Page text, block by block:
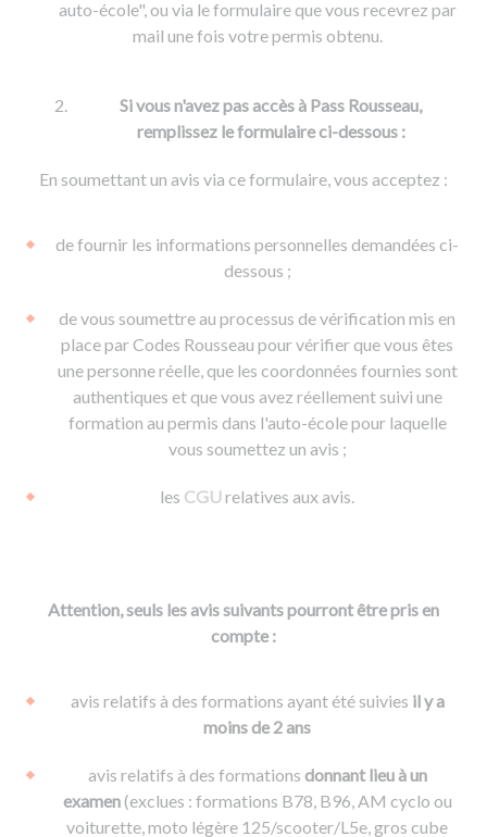
Devenir enseignant de la conduite
auto-école", ou via le formulaire que vous recevrez par
mail une fois votre permis obtenu.
Si vous n'avez pas accès à Pass Rousseau,
remplissez le formulaire ci-dessous :
En soumettant un avis via ce formulaire, vous acceptez :
de fournir les informations personnelles demandées ci-
dessous ;
de vous soumettre au processus de vérification mis en
place par Codes Rousseau pour vérifier que vous êtes
une personne réelle, que les coordonnées fournies sont
authentiques et que vous avez réellement suivi une
formation au permis dans l'auto-école pour laquelle
vous soumettez un avis ;
les CGUrelatives aux avis.
Attention, seuls les avis suivants pourront être pris en
compte :
avis relatifs à des formations ayant été suivies il y a
moins de 2 ans
avis relatifs à des formations donnant lieu à un
examen(exclues : formations B78, B96, AM cyclo ou
voiturette, moto légère 125/scooter/L5e, gros cube